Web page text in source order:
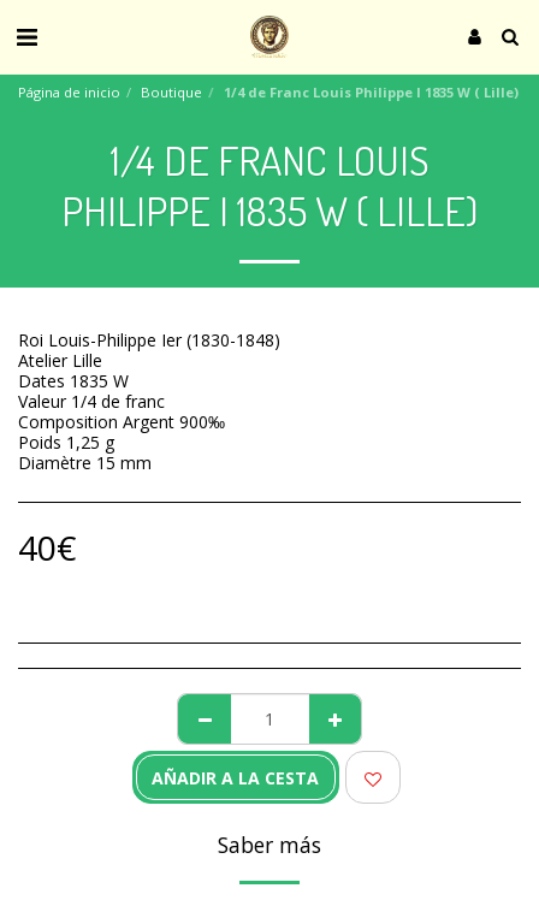
Página de inicio Boutique 1/4 de Franc Louis Philippe I 1835 W ( Lille)
1/4 DE FRANC LOUIS
PHILIPPE I 1835 W ( LILLE)
Roi Louis-Philippe Ier (1830-1848)
Atelier Lille
Dates 1835 W
Valeur 1/4 de franc
Composition Argent 900‰
Poids 1,25 g
Diamètre 15 mm
40€
AÑADIR A LA CESTA
Saber más